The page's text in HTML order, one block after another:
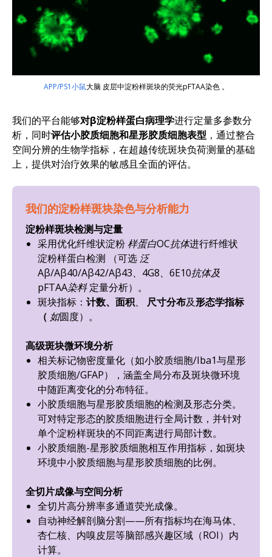
APP/PS1小鼠大脑 皮层中淀粉样斑块的荧光pFTAA染色 。
我们的平台能够对β淀粉样蛋白病理学进行定量多参数分
析，同时评估小胶质细胞和星形胶质细胞表型 ，通过整合
空间分辨的生物学指标，在超越传统斑块负荷测量的基础
上，提供对治疗效果的敏感且全面的评估。
我们的淀粉样斑块染色与分析能力
淀粉样斑块检测与定量
采用优化纤维状淀粉样蛋白OC抗体进行纤维状
淀粉样蛋白检测
（可选 泛
Aβ/Aβ40/Aβ42/Aβ43、4G8、6E10抗体及
pFTAA染料定量分析）。
斑块指标： 计数、面积、 尺寸分布及形态学指标
（ 如圆度）。
高级斑块微环境分析
相关标记物密度量化（如小胶质细胞/Iba1与星形
胶质细胞/GFAP），涵盖全局分布及斑块微环境
中随距离变化的分布特征。
小胶质细胞与星形胶质细胞的检测及形态分类。
可对特定形态的胶质细胞进行全局计数，并针对
单个淀粉样斑块的不同距离进行局部计数。
小胶质细胞-星形胶质细胞相互作用指标，如斑块
环境中小胶质细胞与星形胶质细胞的比例。
全切片成像与空间分析
全切片高分辨率多通道荧光成像。
自动神经解剖脑分割——所有指标均在海马体、
杏仁核、内嗅皮层等脑部感兴趣区域（ROI）内
计算。